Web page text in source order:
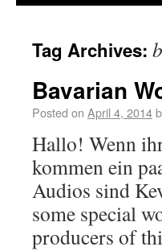
Tag Archives:
Bavarian
Posted on April 4, 2014
Hallo! Wenn
kommen ein
Audios sind
some special
producers of